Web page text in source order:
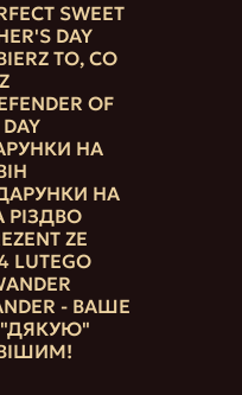
SWEET
DAY
TO, CO
OF
НА
НА
РІЗДВО
ZE
LUTEGO
- ВАШЕ